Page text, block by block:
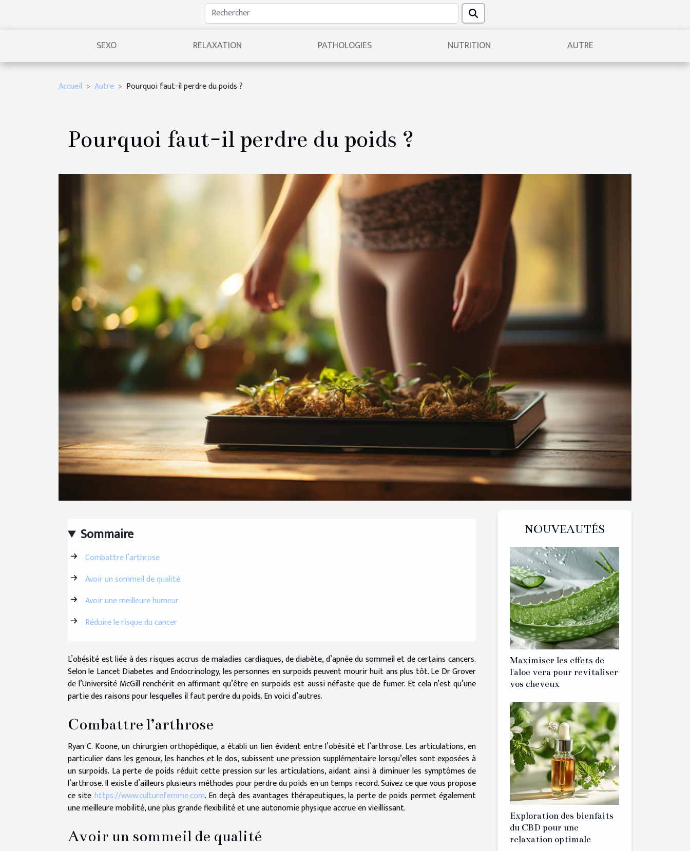
SEXO RELAXATION PATHOLOGIES NUTRITION AUTRE
Accueil Autre Pourquoi faut-il perdre du poids ?
Pourquoi faut-il perdre du poids ?
Sommaire
Combattre l’arthrose
Avoir un sommeil de qualité
Avoir une meilleure humeur
Réduire le risque du cancer
L’obésité est liée à des risques accrus de maladies cardiaques, de diabète, d’apnée du sommeil et de certains cancers.
Selon le Lancet Diabetes and Endocrinology, les personnes en surpoids peuvent mourir huit ans plus tôt. Le Dr Grover
de l’Université McGill renchérit en affirmant qu’être en surpoids est aussi néfaste que de fumer. Et cela n’est qu’une
partie des raisons pour lesquelles il faut perdre du poids. En voici d’autres.
Combattre l’arthrose
Ryan C. Koone, un chirurgien orthopédique, a établi un lien évident entre l’obésité et l’arthrose. Les articulations, en
particulier dans les genoux, les hanches et le dos, subissent une pression supplémentaire lorsqu’elles sont exposées à
un surpoids. La perte de poids réduit cette pression sur les articulations, aidant ainsi à diminuer les symptômes de
l’arthrose. Il existe d’ailleurs plusieurs méthodes pour perdre du poids en un temps record. Suivez ce que vous propose
ce site https://www.culturefemme.com. En deçà des avantages thérapeutiques, la perte de poids permet également
une meilleure mobilité, une plus grande flexibilité et une autonomie physique accrue en vieillissant.
Avoir un sommeil de qualité
NOUVEAUTÉS
Maximiser les effets de
l'aloe vera pour revitaliser
vos cheveux
Exploration des bienfaits
du CBD pour une
relaxation optimale